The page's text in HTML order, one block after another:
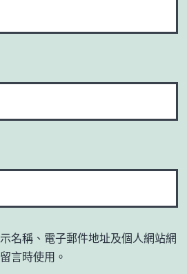
名稱、電子郵件地址及個人網站網
言時使用。